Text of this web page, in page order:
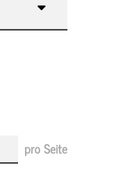
pro Seite